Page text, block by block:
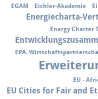
EGAM Eichler-Akademie
Energiecharta-
Energy Charter
EPA.
EU -
EU Cities for Fair and